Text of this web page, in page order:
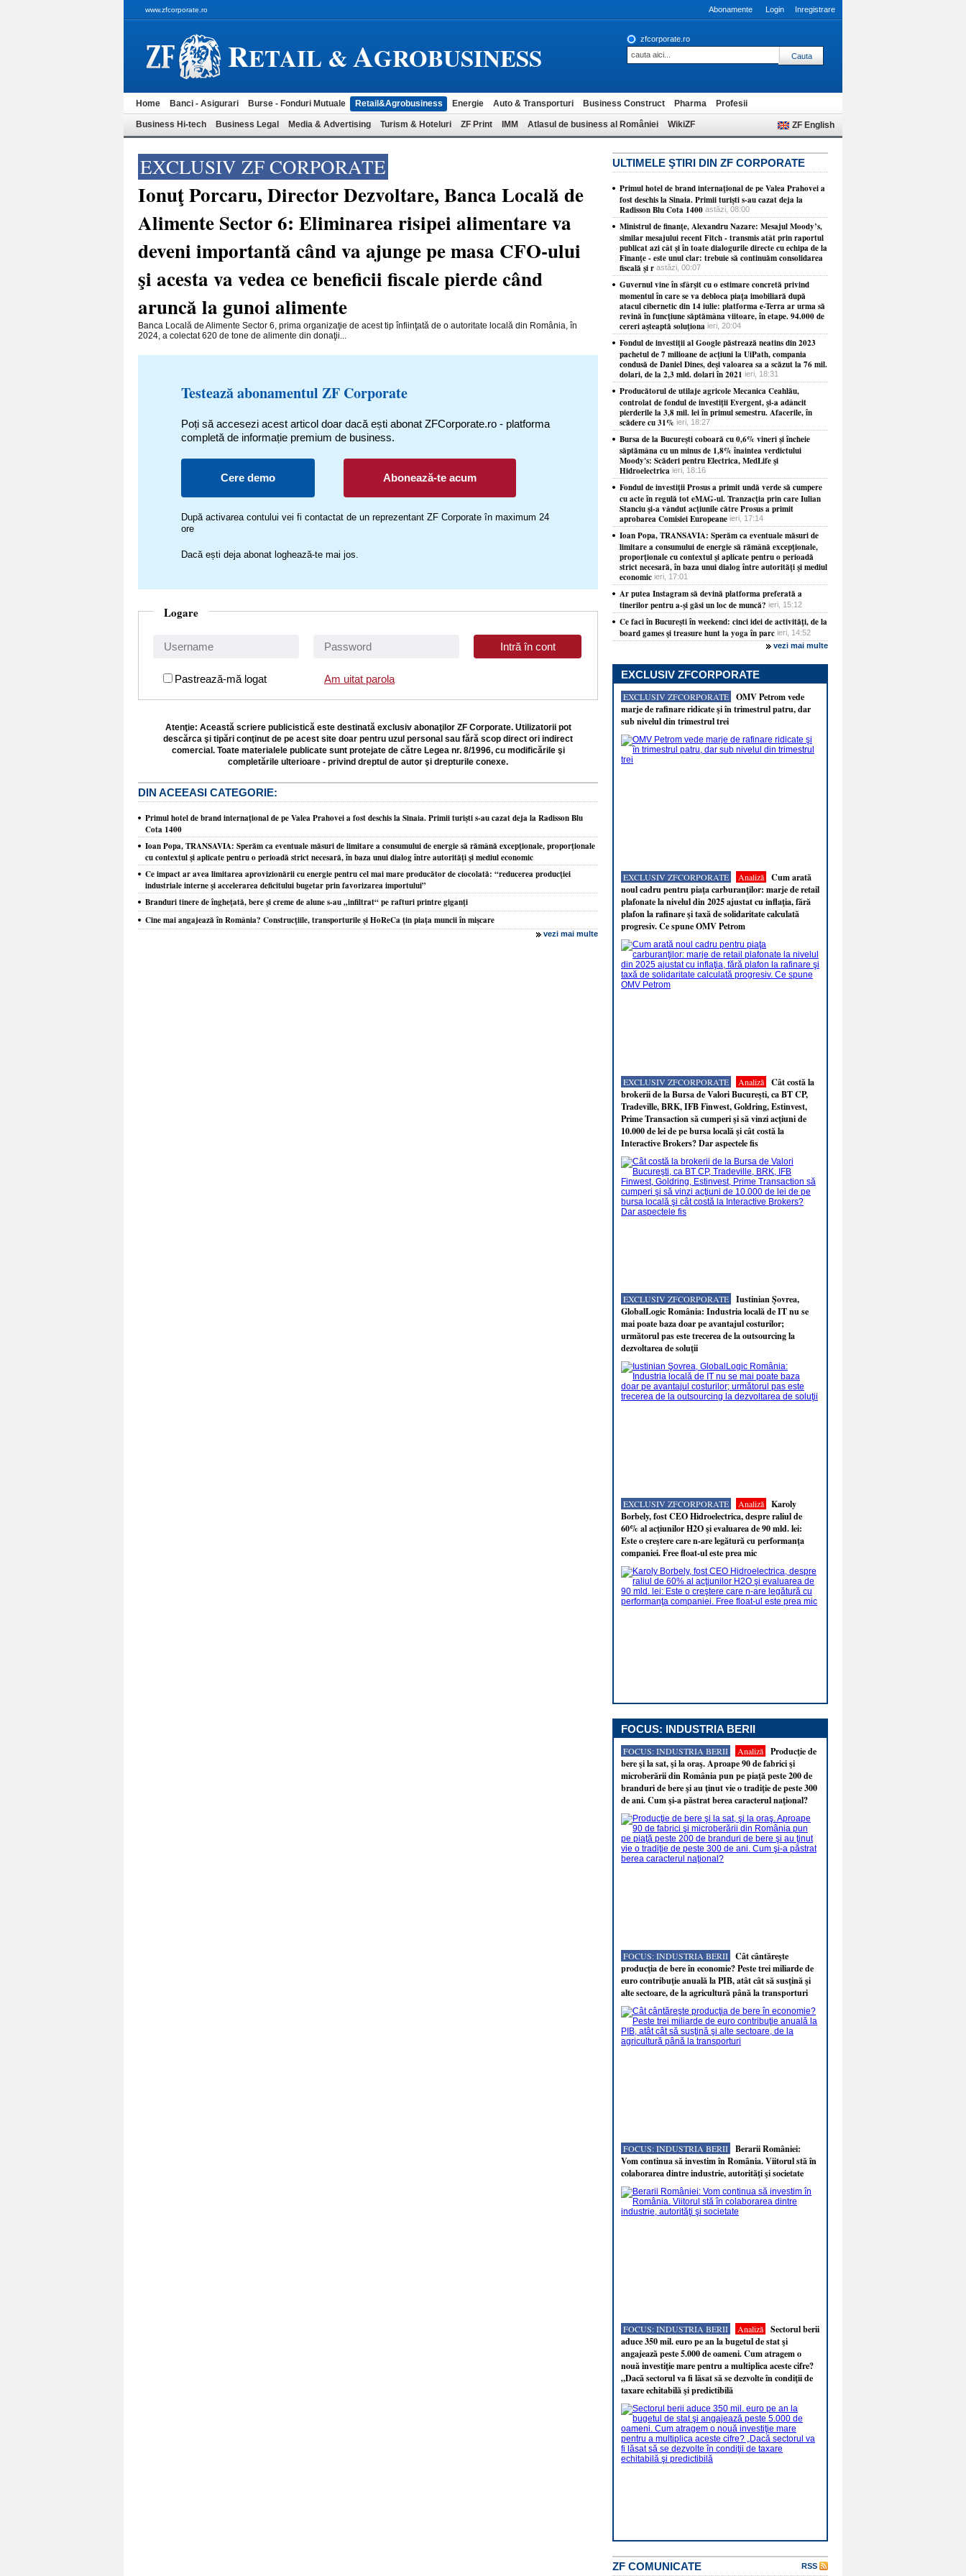
www.zfcorporate.ro Abonamente Login Inregistrare
RETAIL &AGROBUSINESS
zfcorporate.ro
Home Banci - Asigurari Burse - Fonduri Mutuale Retail&Agrobusiness Energie Auto & Transporturi Business Construct Pharma Profesii
Business Hi-tech Business Legal Media & Advertising Turism & Hoteluri ZF Print IMM Atlasul de business al României WikiZF ZF English
EXCLUSIV ZF CORPORATE
Ionuţ Porcaru, Director Dezvoltare, Banca Locală de
Alimente Sector 6: Eliminarea risipei alimentare va
deveni importantă când va ajunge pe masa CFO-ului
şi acesta va vedea ce beneficii fiscale pierde când
aruncă la gunoi alimente
Banca Locală de Alimente Sector 6, prima organizaţie de acest tip înfiinţată de o autoritate locală din România, în
2024, a colectat 620 de tone de alimente din donaţii...
Testează abonamentul ZF Corporate
Poți să accesezi acest articol doar dacă ești abonat ZFCorporate.ro - platforma
completă de informație premium de business.
Cere demo Abonează-te acum
După activarea contului vei fi contactat de un reprezentant ZF Corporate în maximum 24
ore
Dacă ești deja abonat loghează-te mai jos.
Logare
Pastrează-mă logat Am uitat parola
Atenţie: Această scriere publicistică este destinată exclusiv abonaţilor ZF Corporate. Utilizatorii pot
descărca şi tipări conţinut de pe acest site doar pentru uzul personal sau fără scop direct ori indirect
comercial. Toate materialele publicate sunt protejate de către Legea nr. 8/1996, cu modificările şi
completările ulterioare - privind dreptul de autor şi drepturile conexe.
DIN ACEEASI CATEGORIE:
​Primul hotel de brand internaţional de pe Valea Prahovei a fost deschis la Sinaia. Primii turişti s-au cazat deja la Radisson Blu
Cota 1400
Ioan Popa, TRANSAVIA: Sperăm ca eventuale măsuri de limitare a consumului de energie să rămână excepţionale, proporţionale
cu contextul şi aplicate pentru o perioadă strict necesară, în baza unui dialog între autorităţi şi mediul economic
Ce impact ar avea limitarea aprovizionării cu energie pentru cel mai mare producător de ciocolată: “reducerea producţiei
industriale interne şi accelerarea deficitului bugetar prin favorizarea importului”
Branduri tinere de îngheţată, bere şi creme de alune s-au „infiltrat“ pe rafturi printre giganţi
Cine mai angajează în România? Construcţiile, transporturile şi HoReCa ţin piaţa muncii în mişcare
vezi mai multe
ULTIMELE ŞTIRI DIN ZF CORPORATE
​Primul hotel de brand internaţional de pe Valea Prahovei a
fost deschis la Sinaia. Primii turişti s-au cazat deja la
Radisson Blu Cota 1400 astăzi, 08:00
Ministrul de finanţe, Alexandru Nazare: Mesajul Moody’s,
similar mesajului recent Fitch - transmis atât prin raportul
publicat azi cât şi în toate dialogurile directe cu echipa de la
Finanţe - este unul clar: trebuie să continuăm consolidarea
fiscală şi r astăzi, 00:07
Guvernul vine în sfârşit cu o estimare concretă privind
momentul în care se va debloca piaţa imobiliară după
atacul cibernetic din 14 iulie: platforma e-Terra ar urma să
revină în funcţiune săptămâna viitoare, în etape. 94.000 de
cereri aşteaptă soluţiona ieri, 20:04
Fondul de investiţii al Google păstrează neatins din 2023
pachetul de 7 milioane de acţiuni la UiPath, compania
condusă de Daniel Dines, deşi valoarea sa a scăzut la 76 mil.
dolari, de la 2,3 mld. dolari în 2021 ieri, 18:31
Producătorul de utilaje agricole Mecanica Ceahlău,
controlat de fondul de investiţii Evergent, şi-a adâncit
pierderile la 3,8 mil. lei în primul semestru. Afacerile, în
scădere cu 31% ieri, 18:27
Bursa de la Bucureşti coboară cu 0,6% vineri şi încheie
săptămâna cu un minus de 1,8% înaintea verdictului
Moody's: Scăderi pentru Electrica, MedLife şi
Hidroelectrica ieri, 18:16
Fondul de investiţii Prosus a primit undă verde să cumpere
cu acte în regulă tot eMAG-ul. Tranzacţia prin care Iulian
Stanciu şi-a vândut acţiunile către Prosus a primit
aprobarea Comisiei Europeane ieri, 17:14
Ioan Popa, TRANSAVIA: Sperăm ca eventuale măsuri de
limitare a consumului de energie să rămână excepţionale,
proporţionale cu contextul şi aplicate pentru o perioadă
strict necesară, în baza unui dialog între autorităţi şi mediul
economic ieri, 17:01
Ar putea Instagram să devină platforma preferată a
tinerilor pentru a-şi găsi un loc de muncă? ieri, 15:12
Ce faci în Bucureşti în weekend: cinci idei de activităţi, de la
board games şi treasure hunt la yoga în parc ieri, 14:52
vezi mai multe
EXCLUSIV ZFCORPORATE
EXCLUSIV ZFCORPORATE
OMV Petrom vede
marje de rafinare ridicate şi în trimestrul patru, dar
sub nivelul din trimestrul trei
EXCLUSIV ZFCORPORATE Analiză
Cum arată
noul cadru pentru piaţa carburanţilor: marje de retail
plafonate la nivelul din 2025 ajustat cu inflaţia, fără
plafon la rafinare şi taxă de solidaritate calculată
progresiv. Ce spune OMV Petrom
EXCLUSIV ZFCORPORATE Analiză
Cât costă la
brokerii de la Bursa de Valori Bucureşti, ca BT CP,
Tradeville, BRK, IFB Finwest, Goldring, Estinvest,
Prime Transaction să cumperi şi să vinzi acţiuni de
10.000 de lei de pe bursa locală şi cât costă la
Interactive Brokers? Dar aspectele fis
EXCLUSIV ZFCORPORATE
Iustinian Şovrea,
GlobalLogic România: Industria locală de IT nu se
mai poate baza doar pe avantajul costurilor;
următorul pas este trecerea de la outsourcing la
dezvoltarea de soluţii
EXCLUSIV ZFCORPORATE Analiză
Karoly
Borbely, fost CEO Hidroelectrica, despre raliul de
60% al acţiunilor H2O şi evaluarea de 90 mld. lei:
Este o creştere care n-are legătură cu performanţa
companiei. Free float-ul este prea mic
FOCUS: INDUSTRIA BERII
FOCUS: INDUSTRIA BERII Analiză
Producţie de
bere şi la sat, şi la oraş. Aproape 90 de fabrici şi
microberării din România pun pe piaţă peste 200 de
branduri de bere şi au ţinut vie o tradiţie de peste 300
de ani. Cum şi-a păstrat berea caracterul naţional?
FOCUS: INDUSTRIA BERII
Cât cântăreşte
producţia de bere în economie? Peste trei miliarde de
euro contribuţie anuală la PIB, atât cât să susţină şi
alte sectoare, de la agricultură până la transporturi
FOCUS: INDUSTRIA BERII
Berarii României:
Vom continua să investim în România. Viitorul stă în
colaborarea dintre industrie, autorităţi şi societate
FOCUS: INDUSTRIA BERII Analiză
Sectorul berii
aduce 350 mil. euro pe an la bugetul de stat şi
angajează peste 5.000 de oameni. Cum atragem o
nouă investiţie mare pentru a multiplica aceste cifre?
„Dacă sectorul va fi lăsat să se dezvolte în condiţii de
taxare echitabilă şi predictibilă
ZF COMUNICATE RSS